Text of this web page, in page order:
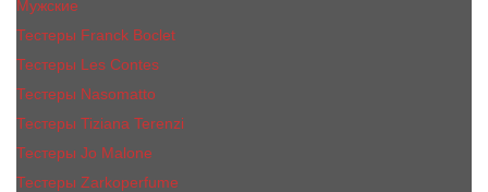
Мужские
Тестеры Franck Boclet
Тестеры Les Contes
Тестеры Nasomatto
Тестеры Tiziana Terenzi
Тестеры Jо Malоnе
Тестеры Zarkoperfume